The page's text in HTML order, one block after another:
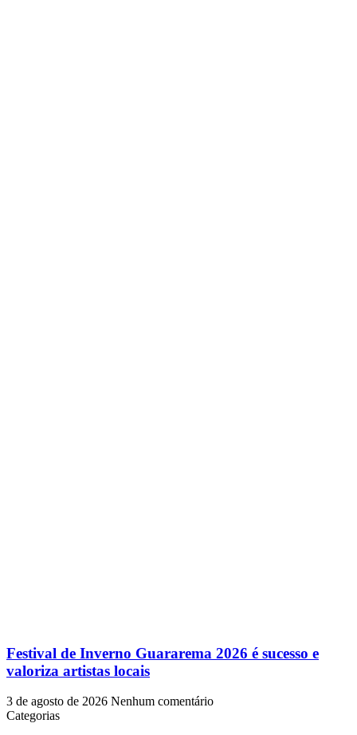
Festival de Inverno Guararema 2026 é sucesso e
valoriza artistas locais
3 de agosto de 2026 Nenhum comentário
Categorias